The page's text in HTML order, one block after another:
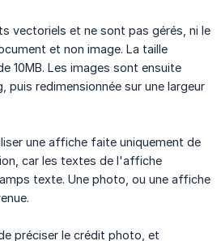
vectoriels et ne sont pas gérés, ni le
et non image. La taille
10MB. Les images sont ensuite
redimensionnée sur une largeur
une affiche faite uniquement de
car les textes de l'affiche
texte. Une photo, ou une affiche
préciser le crédit photo, et